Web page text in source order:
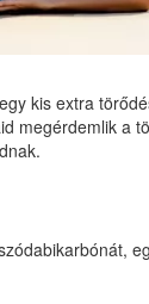
kis extra
megérdemlik a